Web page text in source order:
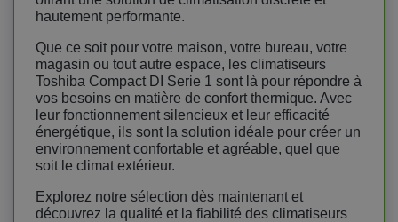
hautement performante.
Que ce soit pour votre maison, votre bureau, votre
magasin ou tout autre espace, les climatiseurs
Toshiba Compact DI Serie 1 sont là pour répondre à
vos besoins en matière de confort thermique. Avec
leur fonctionnement silencieux et leur efficacité
énergétique, ils sont la solution idéale pour créer un
environnement confortable et agréable, quel que
soit le climat extérieur.
Explorez notre sélection dès maintenant et
découvrez la qualité et la fiabilité des climatiseurs